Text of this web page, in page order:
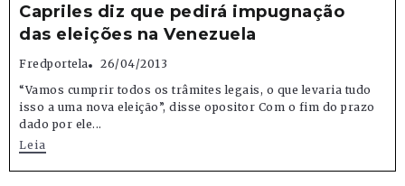
Capriles diz que pedirá impugnação
das eleições na Venezuela
Fredportela
26/04/2013
“Vamos cumprir todos os trâmites legais, o que levaria tudo
isso a uma nova eleição”, disse opositor Com o fim do prazo
dado por ele...
Leia